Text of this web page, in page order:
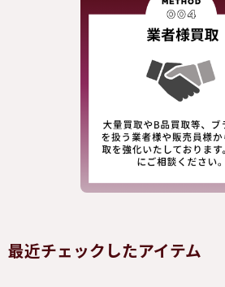
最近チェックしたアイテム